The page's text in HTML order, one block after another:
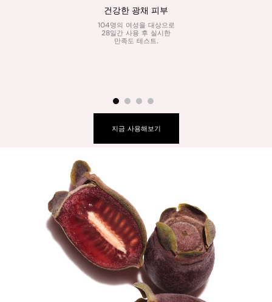
건강한 광채 피부
104명의 여성을 대상으로
28일간 사용 후 실시한
만족도 테스트.
지금 사용해보기